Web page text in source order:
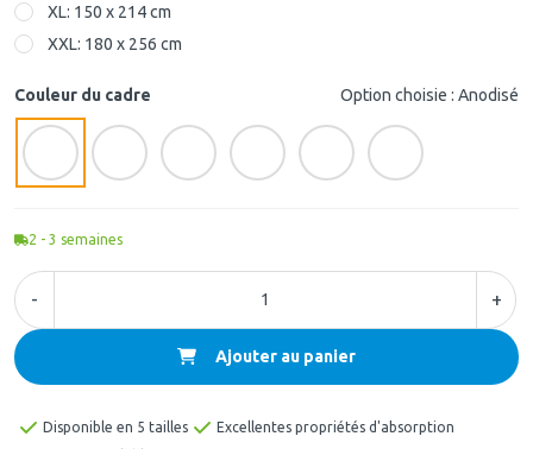
XL: 150 x 214 cm
XXL: 180 x 256 cm
Couleur du cadre Option choisie : Anodisé
2 - 3 semaines
- +
Ajouter au panier
Disponible en 5 tailles
Excellentes propriétés d'absorption